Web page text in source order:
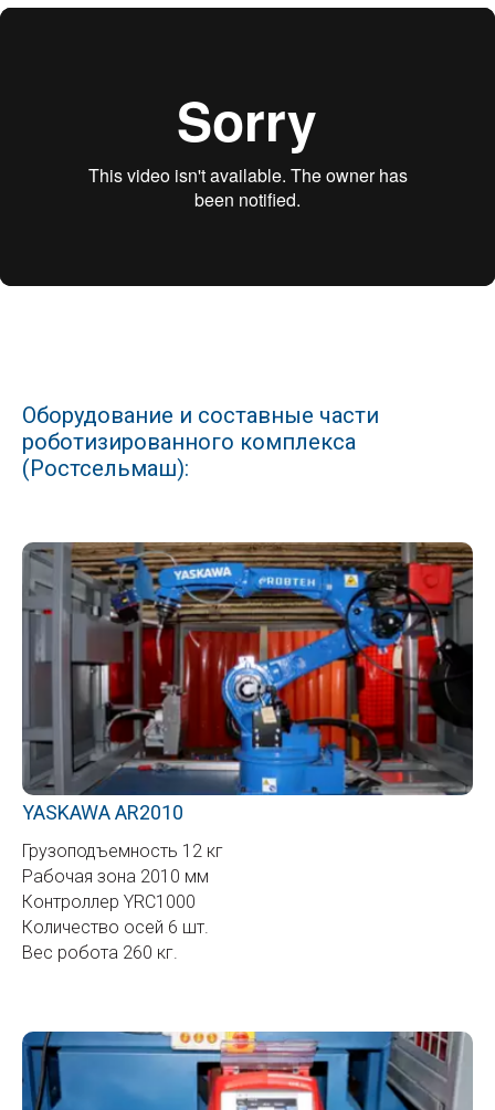
Оборудование и составные части
роботизированного комплекса
(Ростсельмаш):
YASKAWA AR2010
Грузоподъемность 12 кг
Рабочая зона 2010 мм
Контроллер YRC1000
Количество осей 6 шт.
Вес робота 260 кг.